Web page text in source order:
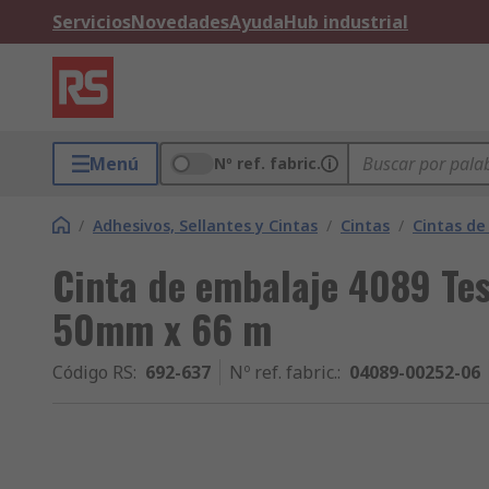
ServiciosNovedadesAyudaHub industrial
Menú Nº ref. fabric.
/ Adhesivos, Sellantes y Cintas / Cintas / Cintas
Cinta de embalaje 4089
50mm x 66 m
Código RS: 692-637 Nº ref. fabric.: 04089-00252-06